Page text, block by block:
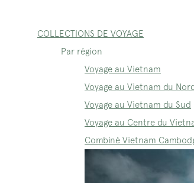
COLLECTIONS DE VOYAGE
Par région
Voyage au Vietnam
Voyage au Vietnam du
Voyage au Vietnam du Sud
Voyage au Centre du
Combiné Vietnam